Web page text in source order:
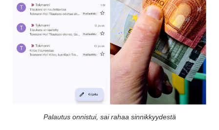
Palautus onnistui, sai rahaa sinnikkyydestä